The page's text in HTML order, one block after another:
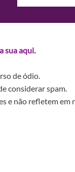
sua aqui.
de ódio.
considerar spam.
e não refletem em